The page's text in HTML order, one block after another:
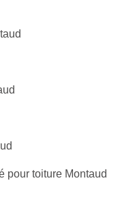
pour toiture Montaud